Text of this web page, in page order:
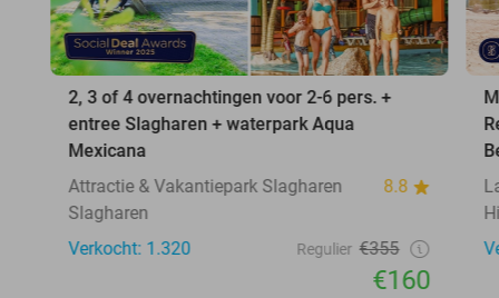
2, 3 of 4 overnachtingen voor 2-6 pers. +
entree Slagharen + waterpark Aqua
Mexicana
Attractie & Vakantiepark Slagharen
8.8
Slagharen
Verkocht: 1.320
Regulier €355
€160